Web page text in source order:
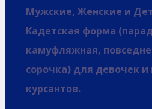
Мужские, Женские и
Кадетская форма
камуфляжная,
сорочка) для девочек
курсантов.